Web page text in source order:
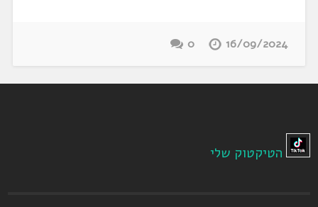
16/09/2024
0
הטיקטוק שלי